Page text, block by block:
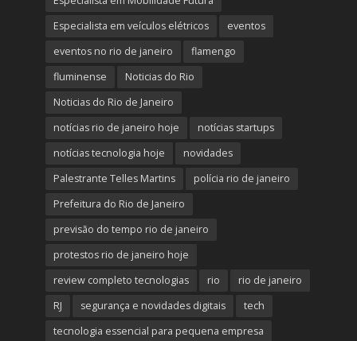
Especialista em veículos elétricos
eventos
eventos no rio de janeiro
flamengo
fluminense
Noticias do Rio
Noticias do Rio de Janeiro
notícias rio de janeiro hoje
notícias startups
notícias tecnologia hoje
novidades
Palestrante Telles Martins
polícia rio de janeiro
Prefeitura do Rio de Janeiro
previsão do tempo rio de janeiro
protestos rio de janeiro hoje
review completo tecnologias
rio
rio de janeiro
RJ
segurança e novidades digitais
tech
tecnologia essencial para pequena empresa